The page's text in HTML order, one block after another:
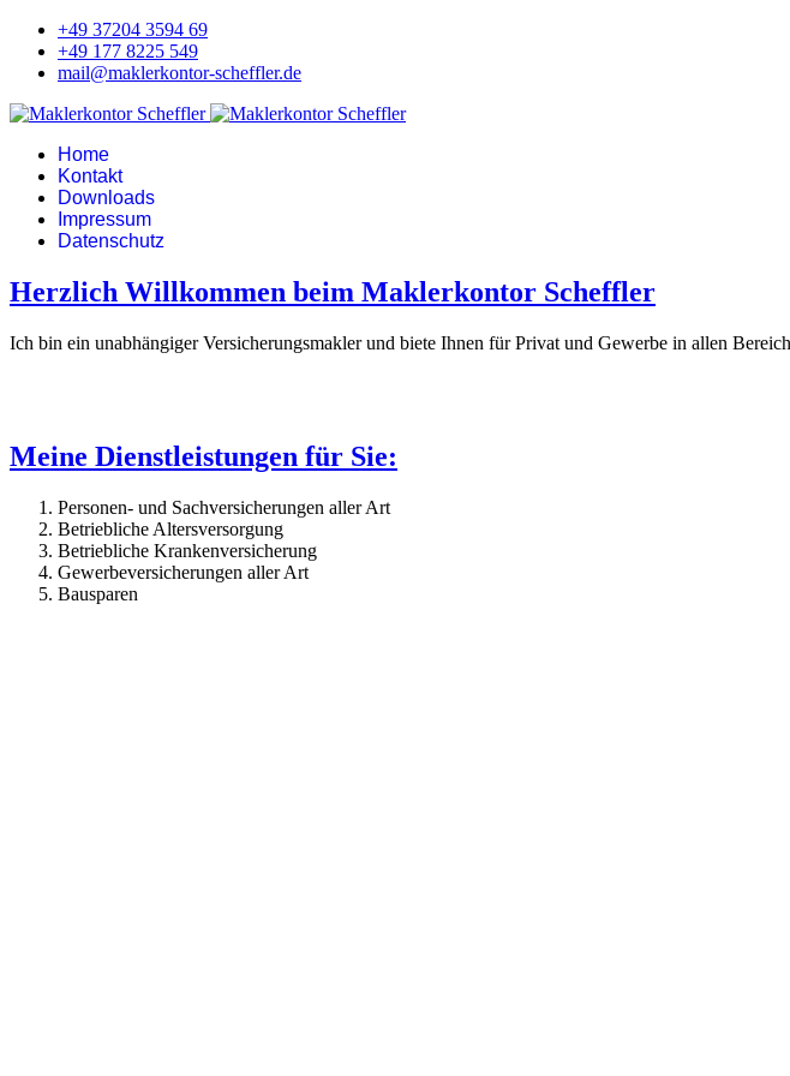
+49 37204 3594 69
+49 177 8225 549
mail@maklerkontor-scheffler.de
Home
Kontakt
Downloads
Impressum
Datenschutz
Herzlich Willkommen beim Maklerkontor Scheffler
Ich bin ein unabhängiger Versicherungsmakler und biete Ihnen für Privat und Gewerbe in allen
Meine Dienstleistungen für Sie:
Personen- und Sachversicherungen aller Art
Betriebliche Altersversorgung
Betriebliche Krankenversicherung
Gewerbeversicherungen aller Art
Bausparen